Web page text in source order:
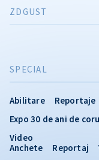
SPECIAL
Abilitare Reportaje
Expo 30 de ani de
Video
Anchete
Reportaj
ZDGUST